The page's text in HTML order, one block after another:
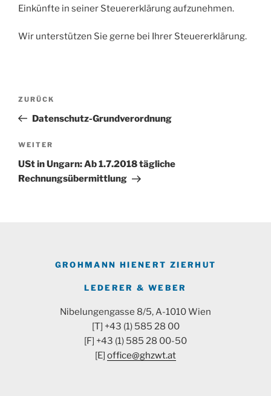
Einkünfte in seiner Steuererklärung aufzunehmen.
Wir unterstützen Sie gerne bei Ihrer Steuererklärung.
Beitragsnavigation
Vorheriger
Beitrag
ZURÜCK
Datenschutz-Grundverordnung
Nächster
Beitrag
WEITER
USt in Ungarn: Ab 1.7.2018 tägliche
Rechnungsübermittlung
GROHMANN HIENERT ZIERHUT
LEDERER & WEBER
Nibelungengasse 8/5, A-1010 Wien
[T] +43 (1) 585 28 00
[F] +43 (1) 585 28 00-50
[E] office@ghzwt.at